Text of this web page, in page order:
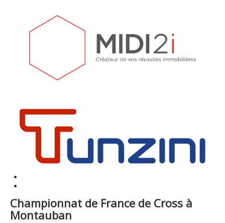
Championnat de France de Cross à
Montauban